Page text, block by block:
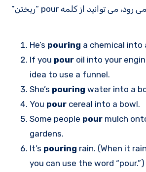
نظر یا ظرف دیگری می رود، می توانید از کلمه pour “ریختن”
He’s pouring a chemical into
If you pour oil into your
idea to use a funnel.
She’s pouring water into a
You pour cereal into a bowl.
Some people pour mulch
gardens.
It’s pouring rain. (When it
you can use the word “pour.”)